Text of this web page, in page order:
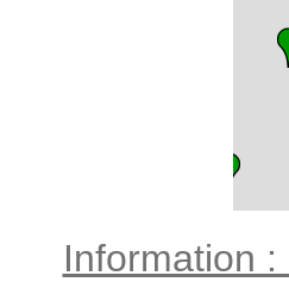
Information